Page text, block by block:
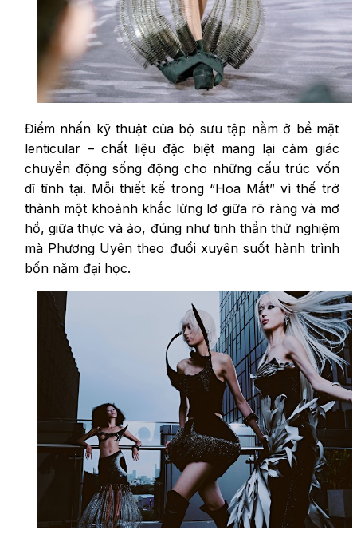
Điểm nhấn kỹ thuật của bộ sưu tập nằm ở bề mặt
lenticular – chất liệu đặc biệt mang lại cảm giác
chuyển động sống động cho những cấu trúc vốn
dĩ tĩnh tại. Mỗi thiết kế trong “Hoa Mắt” vì thế trở
thành một khoảnh khắc lửng lơ giữa rõ ràng và mơ
hồ, giữa thực và ảo, đúng như tinh thần thử nghiệm
mà Phương Uyên theo đuổi xuyên suốt hành trình
bốn năm đại học.